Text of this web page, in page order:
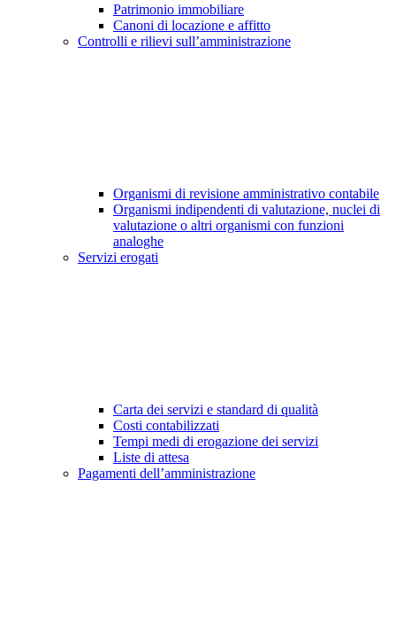
Patrimonio immobiliare
Canoni di locazione e affitto
Controlli e rilievi sull’amministrazione
Organismi di revisione amministrativo contabile
Organismi indipendenti di valutazione, nuclei di
valutazione o altri organismi con funzioni
analoghe
Servizi erogati
Carta dei servizi e standard di qualità
Costi contabilizzati
Tempi medi di erogazione dei servizi
Liste di attesa
Pagamenti dell’amministrazione